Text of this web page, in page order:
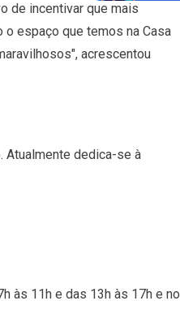
de incentivar que mais
espaço que temos na Casa
acrescentou
Atualmente dedica-se à
às 11h e das 13h às 17h e no